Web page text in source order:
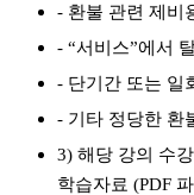
- 환불 관련 제비
- “서비스”에서
- 단기간 또는 일
- 기타 정당한 환
3) 해당 강의 수
학습자료 (PDF